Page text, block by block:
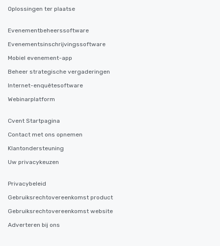
Oplossingen ter plaatse
Evenementbeheerssoftware
Evenementsinschrijvingssoftware
Mobiel evenement-app
Beheer strategische vergaderingen
Internet-enquêtesoftware
Webinarplatform
Cvent Startpagina
Contact met ons opnemen
Klantondersteuning
Uw privacykeuzen
Privacybeleid
Gebruiksrechtovereenkomst product
Gebruiksrechtovereenkomst website
Adverteren bij ons